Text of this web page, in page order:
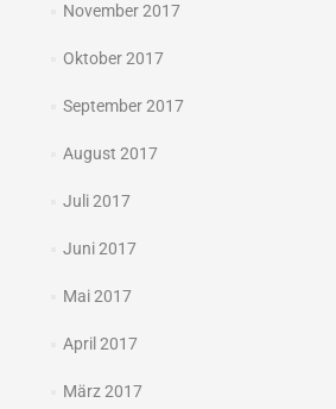
November 2017
Oktober 2017
September 2017
August 2017
Juli 2017
Juni 2017
Mai 2017
April 2017
März 2017